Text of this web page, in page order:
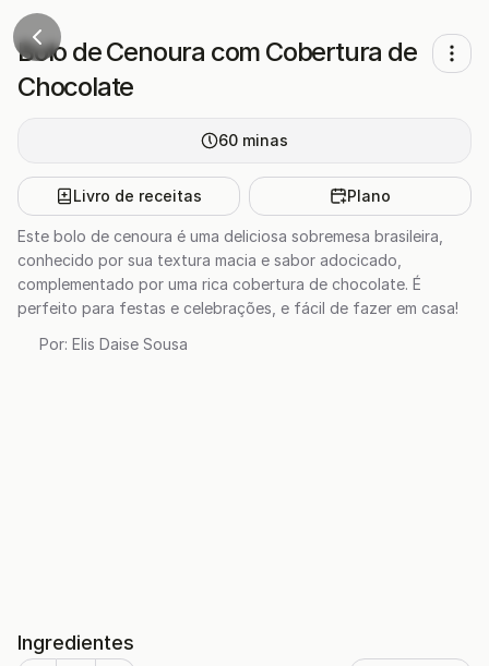
Bolo de Cenoura com Cobertura de
Chocolate
60 minas
Livro de receitas Plano
Este bolo de cenoura é uma deliciosa sobremesa brasileira,
conhecido por sua textura macia e sabor adocicado,
complementado por uma rica cobertura de chocolate. É
perfeito para festas e celebrações, e fácil de fazer em casa!
Por: Elis Daise Sousa
Ingredientes